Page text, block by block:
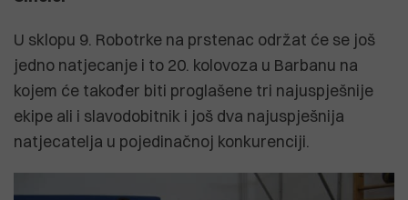
U sklopu 9. Robotrke na prstenac održat će se još
jedno natjecanje i to 20. kolovoza u Barbanu na
kojem će također biti proglašene tri najuspješnije
ekipe ali i slavodobitnik i još dva najuspješnija
natjecatelja u pojedinačnoj konkurenciji.